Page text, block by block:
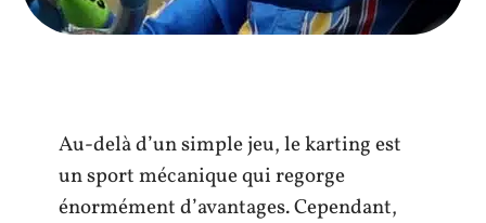
Au-delà d’un simple jeu, le karting est
un sport mécanique qui regorge
énormément d’avantages. Cependant,